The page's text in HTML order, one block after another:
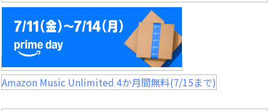
Amazon Music Unlimited 4か月間無料(7/15まで)